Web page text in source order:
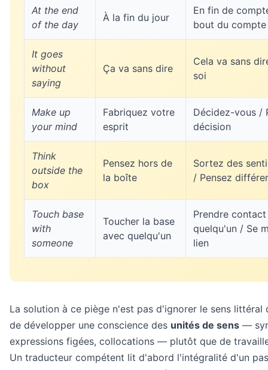
At the end
of the day
À la fin du jour
En fin de
bout du compte
It goes
without
saying
Ça va sans dire
Cela va sans
soi
Make up
your mind
Fabriquez votre
esprit
Décidez-vous /
décision
Think
outside the
box
Pensez hors de
la boîte
Sortez des
/ Pensez
Touch base
with
someone
Toucher la base
avec quelqu'un
Prendre
quelqu'un / Se
lien
La solution à ce piège n'est pas d'ignorer le sens littéral
de développer une conscience des unités de sens —
expressions figées, collocations — plutôt que de
Un traducteur compétent lit d'abord l'intégralité d'un